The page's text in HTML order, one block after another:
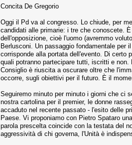
Concita De Gregorio
Oggi il Pd va al congresso. Lo chiude, per
candidati alle primarie: i tre che conoscete.
dell'opposizione, cioè l'uomo (avremmo
Berlusconi. Un passaggio fondamentale per
corrisponde alla portata dell'evento. Di certo
quali potranno partecipare tutti, iscritti e
Consiglio è riuscita a oscurare oltre che
occorre, sugli obiettivi per il futuro. È il
Seguiremo minuto per minuto i giorni che ci
nostra cartolina per il premier, le donne
accaduto nel recente passato - l'esito delle
Paese. Vi proponiamo con Pietro Spataro
parola prescelta coincide con la testata del
aggressività di chi governa, l'Unità è